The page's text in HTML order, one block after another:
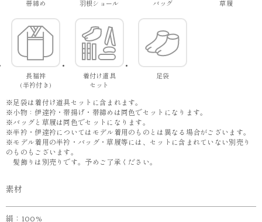
帯締め 羽根ショール バッグ 草履
長襦袢
(半衿付き)
着付け道具
セット
足袋
※足袋は着付け道具セットに含まれます。
※小物：伊達衿・帯揚げ・帯締めは同色でセットになります。
※バッグと草履は同色でセットになります。
※半衿・伊達衿についてはモデル着用のものとは異なる場合がございます。
※モデル着用の半衿・バッグ・草履等には、セットに含まれていない別売り
のものもございます。
髪飾りは別売りです。予めご了承ください。
素材
絹：100%